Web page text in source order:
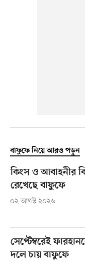
বাফুফে নিয়ে আরও পড়ুন
কিংস ও আবাহনীর
রেখেছে বাফুফে
০২ আগস্ট ২০২৬
সেপ্টেম্বরেই
দলে চায় বাফুফে